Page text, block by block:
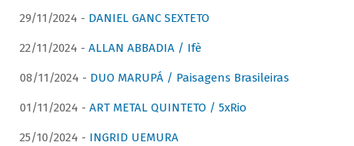
29/11/2024 - DANIEL GANC SEXTETO
22/11/2024 - ALLAN ABBADIA / Ifè
08/11/2024 - DUO MARUPÁ / Paisagens Brasileiras
01/11/2024 - ART METAL QUINTETO / 5xRio
25/10/2024 - INGRID UEMURA